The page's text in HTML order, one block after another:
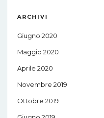
ARCHIVI
Giugno 2020
Maggio 2020
Aprile 2020
Novembre 2019
Ottobre 2019